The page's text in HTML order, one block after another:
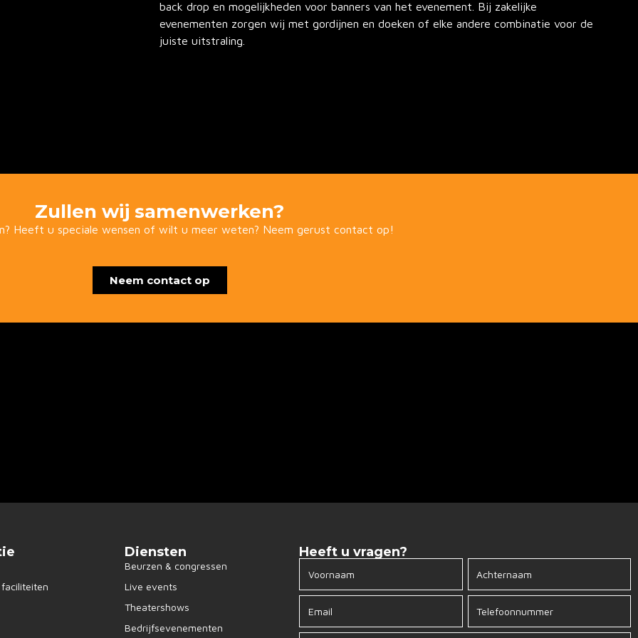
back drop en mogelijkheden voor banners van het evenement. Bij zakelijke
evenementen zorgen wij met gordijnen en doeken of elke andere combinatie voor de
juiste uitstraling.
Zullen wij samenwerken?
Heeft u speciale wensen of wilt u meer weten? Neem gerust contact op!
Neem contact op
Diensten
Beurzen & congressen
Live events
Theatershows
Bedrijfsevenementen
Heeft u vragen?